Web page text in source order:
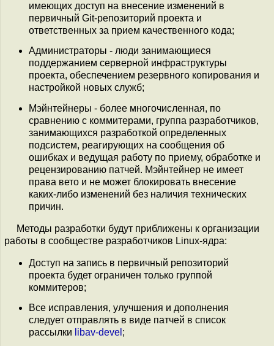
имеющих доступ на внесение изменений в
первичный Git-репозиторий проекта и
ответственных за прием качественного кода;
Администраторы - люди занимающиеся
поддержанием серверной инфраструктуры
проекта, обеспечением резервного копирования и
настройкой новых служб;
Мэйнтейнеры - более многочисленная, по
сравнению с коммитерами, группа разработчиков,
занимающихся разработкой определенных
подсистем, реагирующих на сообщения об
ошибках и ведущая работу по приему, обработке и
рецензированию патчей. Мэйнтейнер не имеет
права вето и не может блокировать внесение
каких-либо изменений без наличия технических
причин.
Методы разработки будут приближены к организации
работы в сообществе разработчиков Linux-ядра:
Доступ на запись в первичный репозиторий
проекта будет ограничен только группой
коммитеров;
Все исправления, улучшения и дополнения
следует отправлять в виде патчей в список
рассылки libav-devel ;